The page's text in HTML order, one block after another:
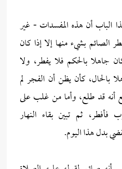
الباب أن هذه المفسدات - غير
الصائم بشيء منها إلا إذا كان
جاهلا بالحكم فلا يفطر، ولا
بالحال، كأن يظن أن الفجر لم
قد طلع، وأما من غلب على
ثم تبين بقاء النهار
بدل هذا اليوم.